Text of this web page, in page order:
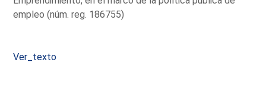
empleo (núm. reg. 186755)
Ver_texto